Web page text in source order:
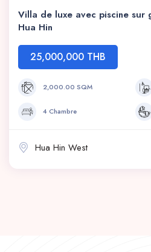
Villa de luxe avec piscine sur
Hua Hin
25,000,000 THB
2,000.00 SQM
4 Chambre
Hua Hin West